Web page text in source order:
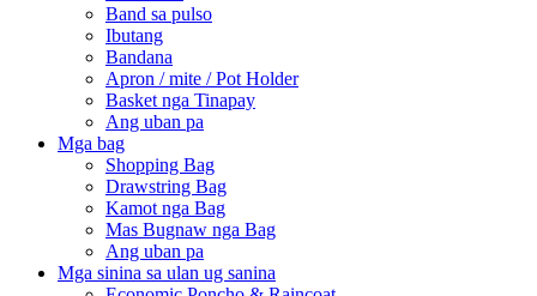
Band sa pulso
Ibutang
Bandana
Apron / mite / Pot Holder
Basket nga Tinapay
Ang uban pa
Mga bag
Shopping Bag
Drawstring Bag
Kamot nga Bag
Mas Bugnaw nga Bag
Ang uban pa
Mga sinina sa ulan ug sanina